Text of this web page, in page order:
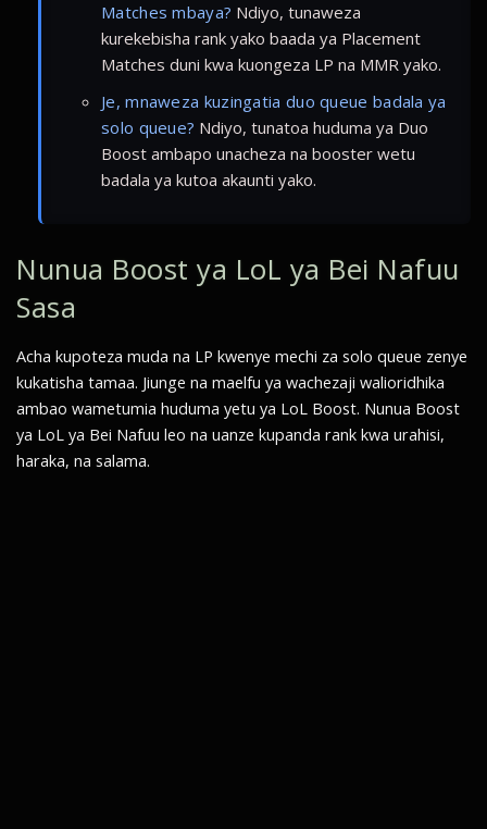
Matches mbaya? Ndiyo, tunaweza
kurekebisha rank yako baada ya Placement
Matches duni kwa kuongeza LP na MMR yako.
Je, mnaweza kuzingatia duo queue badala ya
solo queue? Ndiyo, tunatoa huduma ya Duo
Boost ambapo unacheza na booster wetu
badala ya kutoa akaunti yako.
Nunua Boost ya LoL ya Bei Nafuu
Sasa
Acha kupoteza muda na LP kwenye mechi za solo queue zenye
kukatisha tamaa. Jiunge na maelfu ya wachezaji walioridhika
ambao wametumia huduma yetu ya LoL Boost. Nunua Boost
ya LoL ya Bei Nafuu leo na uanze kupanda rank kwa urahisi,
haraka, na salama.